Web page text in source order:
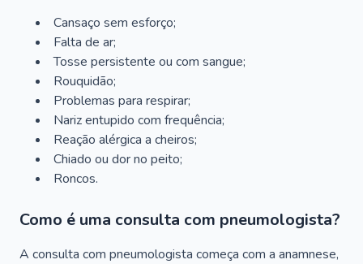
Cansaço sem esforço;
Falta de ar;
Tosse persistente ou com sangue;
Rouquidão;
Problemas para respirar;
Nariz entupido com frequência;
Reação alérgica a cheiros;
Chiado ou dor no peito;
Roncos.
Como é uma consulta com pneumologista?
A consulta com pneumologista começa com a anamnese,